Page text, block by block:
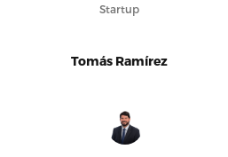
Startup
Tomás Ramírez